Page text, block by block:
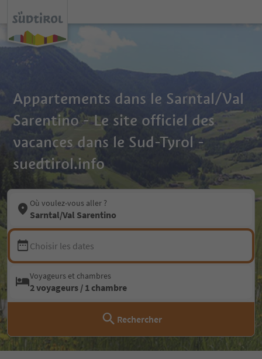
Appartements dans le Sarntal/Val
Sarentino - Le site officiel des
vacances dans le Sud-Tyrol -
suedtirol.info
Où voulez-vous aller ?
Sarntal/Val Sarentino
Choisir les dates
Voyageurs et chambres
2 voyageurs / 1 chambre
Rechercher